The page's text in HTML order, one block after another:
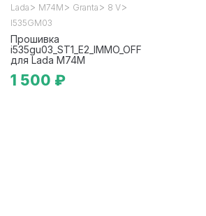
Lada > М74М > Granta > 8 V>
I535GM03
Прошивка
i535gu03_ST1_E2_IMMO_OFF
для Lada М74М
1 500 ₽